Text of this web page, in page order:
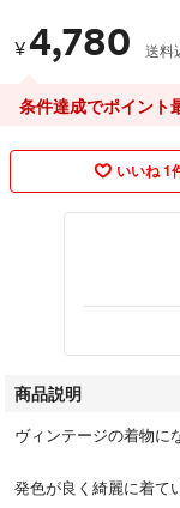
¥4,780 送料
条件達成でポイント
いいね 1
商品説明
ヴィンテージの着物に
発色が良く綺麗に着て